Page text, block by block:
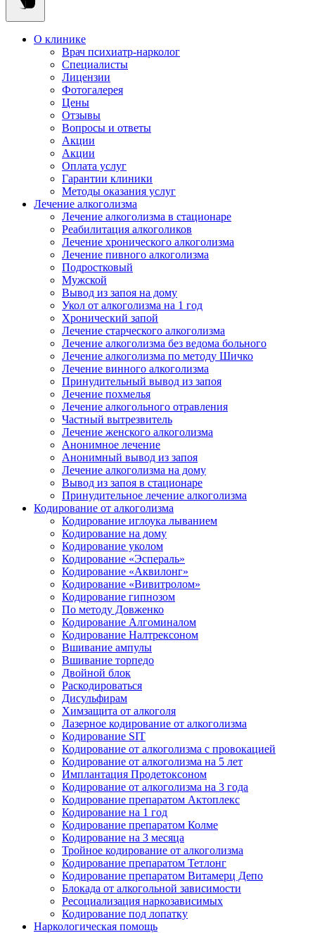
О клинике
Врач психиатр-нарколог
Специалисты
Лицензии
Фотогалерея
Цены
Отзывы
Вопросы и ответы
Акции
Акции
Оплата услуг
Гарантии клиники
Методы оказания услуг
Лечение алкоголизма
Лечение алкоголизма в стационаре
Реабилитация алкоголиков
Лечение хронического алкоголизма
Лечение пивного алкоголизма
Подростковый
Мужской
Вывод из запоя на дому
Укол от алкоголизма на 1 год
Хронический запой
Лечение старческого алкоголизма
Лечение алкоголизма без ведома больного
Лечение алкоголизма по методу Шичко
Лечение винного алкоголизма
Принудительный вывод из запоя
Лечение похмелья
Лечение алкогольного отравления
Частный вытрезвитель
Лечение женского алкоголизма
Анонимное лечение
Анонимный вывод из запоя
Лечение алкоголизма на дому
Вывод из запоя в стационаре
Принудительное лечение алкоголизма
Кодирование от алкоголизма
Кодирование иглоука лыванием
Кодирование на дому
Кодирование уколом
Кодирование «Эспераль»
Кодирование «Аквилонг»
Кодирование «Вивитролом»
Кодирование гипнозом
По методу Довженко
Кодирование Алгоминалом
Кодирование Налтрексоном
Вшивание ампулы
Вшивание торпедо
Двойной блок
Раскодироваться
Дисульфирам
Химзащита от алкоголя
Лазерное кодирование от алкоголизма
Кодирование SIT
Кодирование от алкоголизма с провокацией
Кодирование от алкоголизма на 5 лет
Имплантация Продетоксоном
Кодирование от алкоголизма на 3 года
Кодирование препаратом Актоплекс
Кодирование на 1 год
Кодирование препаратом Колме
Кодирование на 3 месяца
Тройное кодирование от алкоголизма
Кодирование препаратом Тетлонг
Кодирование препаратом Витамерц Депо
Блокада от алкогольной зависимости
Ресоциализация наркозависимых
Кодирование под лопатку
Наркологическая помощь